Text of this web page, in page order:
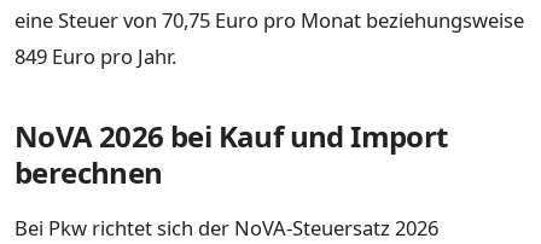
eine Steuer von 70,75 Euro pro Monat beziehungsweise
849 Euro pro Jahr.
NoVA 2026 bei Kauf und Import
berechnen
Bei Pkw richtet sich der NoVA-Steuersatz 2026